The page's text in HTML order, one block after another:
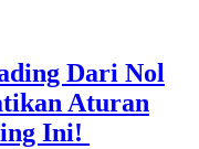
Dari Nol
Aturan
Ini!